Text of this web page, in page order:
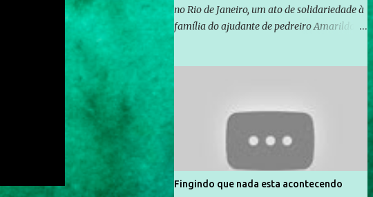
no Rio de Janeiro, um ato de solidariedade à
família do ajudante de pedreiro Amarildo de
Rocinha. A assessora de Direitos Humanos
da Anistia Internacional, Renata Neder, disse
à Agência Brasil que ações e atividades de
mobilização são feitas normalmente pela
organização não governamental. As ações
de solidariedade são promovidas em apoio
Fingindo que nada esta acontecendo